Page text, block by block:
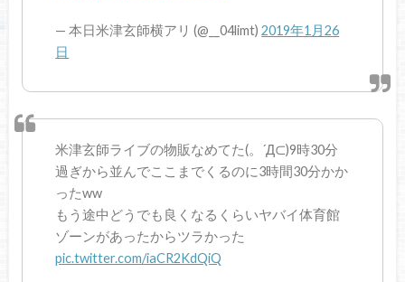
— 本日米津玄師横アリ (@__04limt)2019年1月26
日
米津玄師ライブの物販なめてた(。´Д⊂)9時30分
過ぎから並んでここまでくるのに3時間30分かか
ったww
もう途中どうでも良くなるくらいヤバイ体育館
ゾーンがあったからツラかった
pic.twitter.com/iaCR2KdQiQ